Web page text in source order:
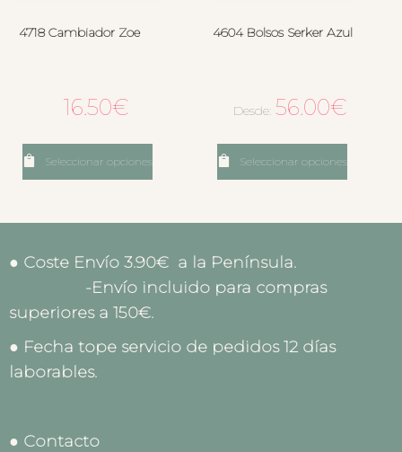
4718 Cambiador Zoe
16.50€
Seleccionar opciones
4604 Bolsos Serker Azul
Desde:56.00€
Seleccionar opciones
● Coste Envío 3.90€ a la Península.
-Envío incluido para compras
superiores a 150€.
● Fecha tope servicio de pedidos 12 días
laborables.
● Contacto